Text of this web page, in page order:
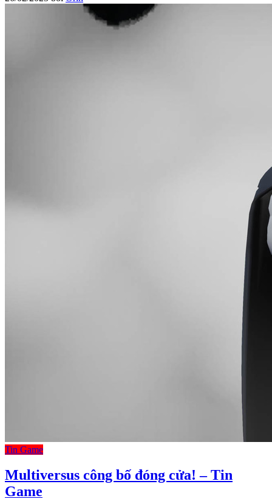
Tin Game
Multiversus công bố đóng cửa! – Tin
Game